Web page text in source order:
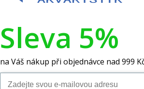
Sleva 5%
na Váš nákup při objednávce nad 999